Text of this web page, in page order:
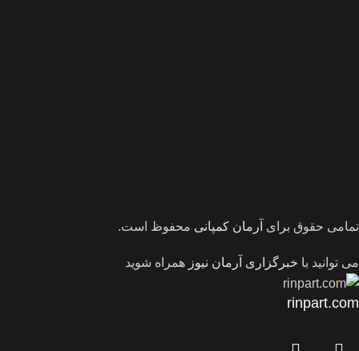
تمامی حقوق برای آرمان کمپانی محفوظ است.
می توانید با خبرگزاری آرمان نیوز همراه شوید
rinpart.com